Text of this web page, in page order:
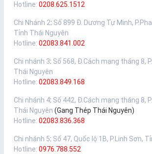
Hotline: 0208.625.1512
Chi Nhánh 2: Số 899 Đ. Dương Tự Minh,
Tỉnh Thái Nguyên
Hotline: 02083.841.002
Chi nhánh 3: Số 568, Đ.Cách mạng tháng 8,
Thái Nguyên
Hotline: 02083.849.168
Chi nhánh 4: Số 442, Đ.Cách mạng tháng 8,
Thái Nguyên (Gang Thép Thái Nguyên)
Hotline: 02083.836.368
Chi nhánh 5: Số 47, Quốc lộ 1B, P.Linh Sơn,
Hotline: 0976.788.552